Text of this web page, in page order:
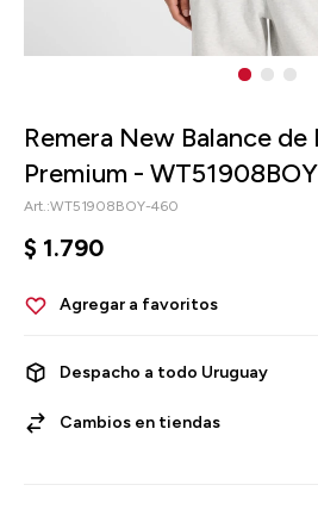
Remera New Balance
Premium -
WT51908BOY-460
$ 1.790
Despacho a todo Uruguay
Cambios en tiendas